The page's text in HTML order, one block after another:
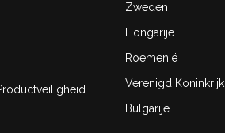
Zweden
Hongarije
Roemenië
Verenigd Koninkrijk
Bulgarije